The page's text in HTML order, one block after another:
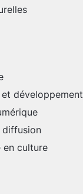
développement
diffusion
en culture